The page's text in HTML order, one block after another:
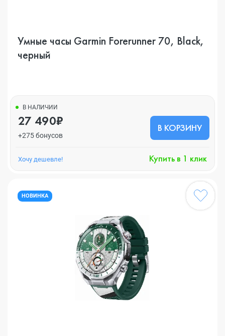
Умные часы Garmin Forerunner 70, Black,
черный
В НАЛИЧИИ
27 490₽
+275 бонусов
В КОРЗИНУ
Хочу дешевле! Купить в 1 клик
НОВИНКА